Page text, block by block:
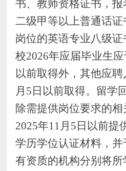
书、教师资格证书，
二级甲等以上普通话
岗位的英语专业八级证
校2026年应届毕业生
以前取得外 ，其他应聘
月 5日以前取得。留学
除需提供岗位要求的相
2025年11月5日以前提
学历学位认证材料，并
有资质的机构分别将所